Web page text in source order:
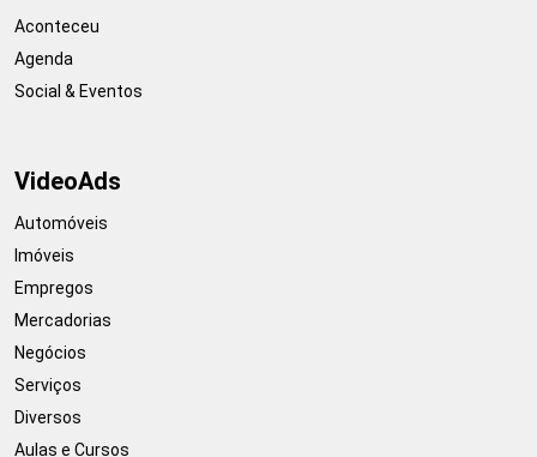
Aconteceu
Agenda
Social & Eventos
VideoAds
Automóveis
Imóveis
Empregos
Mercadorias
Negócios
Serviços
Diversos
Aulas e Cursos